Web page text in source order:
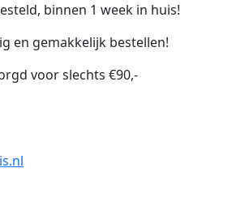
binnen 1 week in huis!
en gemakkelijk bestellen!
voor slechts €90,-